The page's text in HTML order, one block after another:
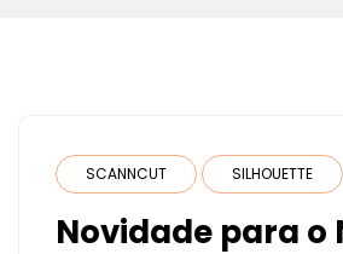
SCANNCUT SILHOUETTE
Novidade para o